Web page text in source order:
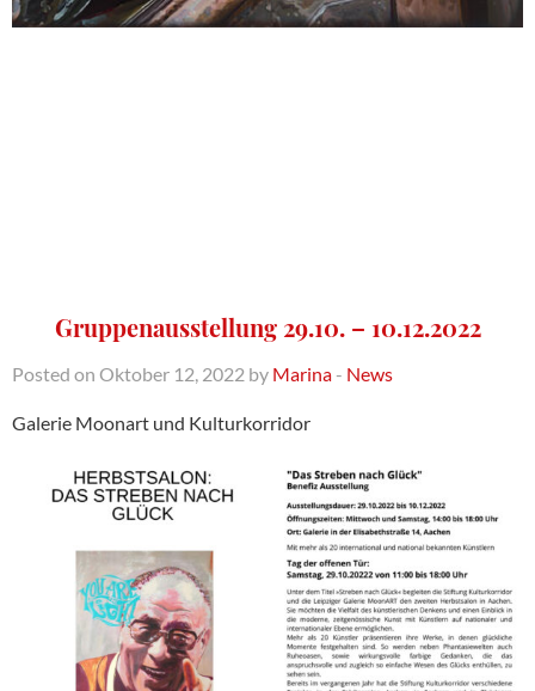
Gruppenausstellung 29.10. – 10.12.2022
Posted on Oktober 12, 2022 by Marina - News
Galerie Moonart und Kulturkorridor